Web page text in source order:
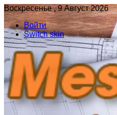
Воскресенье , 9 Август 2026
Войти
Switch skin